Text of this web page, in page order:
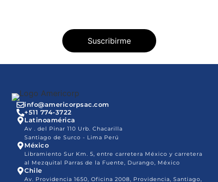
info@americorpsac.com
+511 774-3722
Latinoamérica
Av . del Pinar 110 Urb. Chacarilla
Santiago de Surco - Lima Perú
México
Libramiento Sur Km. 5, entre carretera México y carretera
al Mezquital Parras de la Fuente, Durango, México
Chile
Av. Providencia 1650, Oficina 2008, Providencia, Santiago,